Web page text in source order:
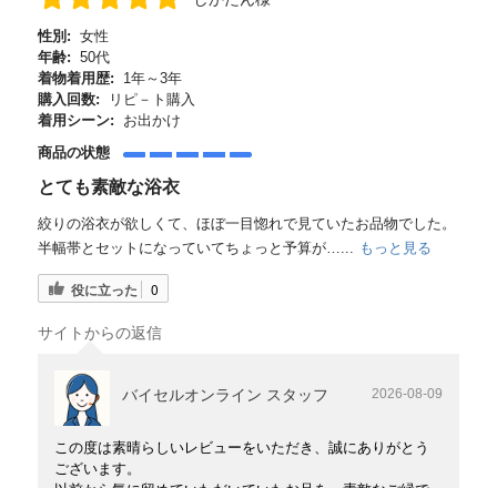
性別: 女性
年齢: 50代
着物着用歴:
1年～3年
購入回数:
リピ－ト購入
着用シーン:
お出かけ
商品の状態
とても素敵な浴衣
絞りの浴衣が欲しくて、ほぼ一目惚れで見ていたお品物でした。
半幅帯とセットになっていてちょっと予算が…...
もっと見る
役に立った 0
サイトからの返信
バイセルオンライン スタッフ 2026-08-09
この度は素晴らしいレビューをいただき、誠にありがとう
ございます。